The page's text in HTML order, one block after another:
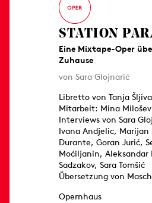
STATION
Eine Mixtape-Oper
Zuhause
von Sara Glojnarić
Libretto von Tanja
Mitarbeit: Mina
Interviews von Sara
Ivana Andjelic, Marijan
Durante, Goran Jurić,
Moćiljanin, Aleksandar
Sadzakov, Sara Tomšić
Übersetzung von
Opernhaus